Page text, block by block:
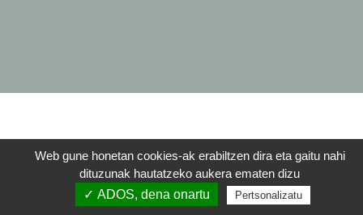
Web gune honetan cookies-ak erabiltzen dira eta gaitu nahi
dituzunak hautatzeko aukera ematen dizu
✓ ADOS, dena onartu
Pertsonalizatu